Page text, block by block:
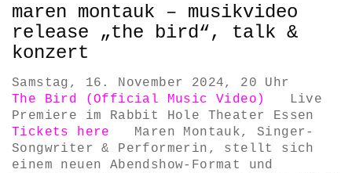
maren montauk – musikvideo
release „the bird“, talk &
konzert
Samstag, 16. November 2024, 20 Uhr
The Bird (Official Music Video)
Live
Premiere im Rabbit Hole Theater Essen
Tickets here
Maren Montauk, Singer-
Songwriter & Performerin, stellt sich
einem neuen Abendshow-Format und